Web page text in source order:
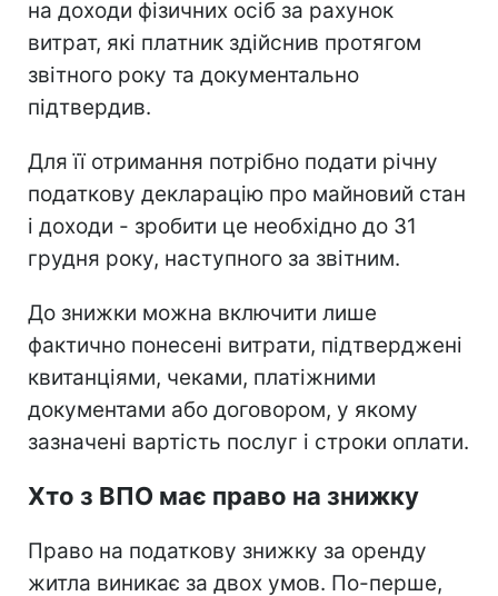
на доходи фізичних осіб за рахунок
витрат, які платник здійснив протягом
звітного року та документально
підтвердив.
Для її отримання потрібно подати річну
податкову декларацію про майновий стан
і доходи - зробити це необхідно до 31
грудня року, наступного за звітним.
До знижки можна включити лише
фактично понесені витрати, підтверджені
квитанціями, чеками, платіжними
документами або договором, у якому
зазначені вартість послуг і строки оплати.
Хто з ВПО має право на знижку
Право на податкову знижку за оренду
житла виникає за двох умов. По-перше,